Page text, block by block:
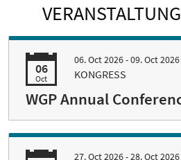
06
Oct
06. Oct 2026 - 09. Oct 2026
KONGRESS
WGP Annual
27. Oct 2026 - 28. Oct 2026